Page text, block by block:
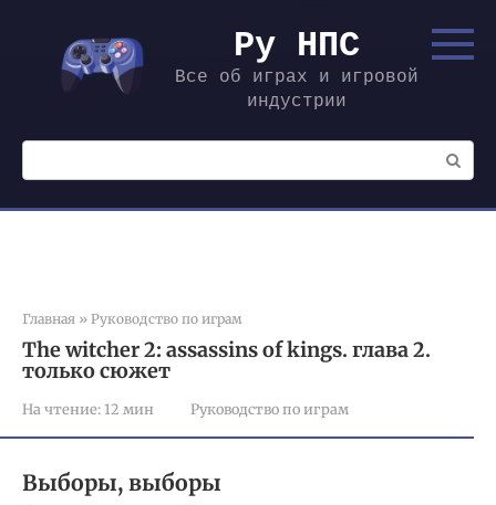
контенту
Ру НПС
Все об играх и игровой
индустрии
Поиск:
Главная » Руководство по играм
The witcher 2: assassins of kings. глава 2.
только сюжет
На чтение: 12 мин Руководство по играм
Выборы, выборы